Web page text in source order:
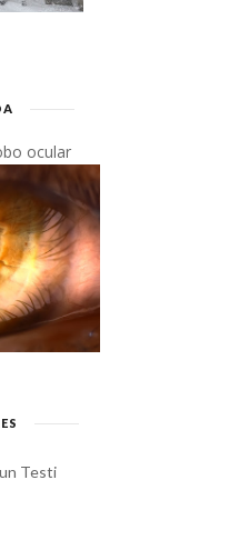
MUJER DE LUZ (POEMA Y
ocular
Testi